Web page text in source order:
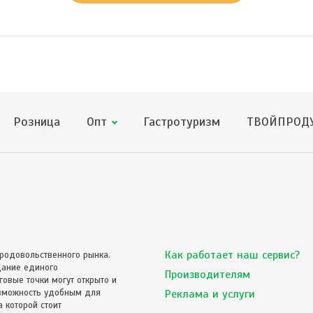
Розница Опт Гастротуризм
рынка.
единого
точки могут открыто и
удобным для
стоит
Как работает наш сервис?
Производителям
Реклама и услуги